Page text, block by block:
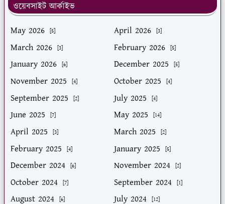
ওয়েবসাইট আর্কাইভ
May 2026
[5] April 2026 [3]
March 2026 [3] February 2026 [5]
January 2026 [6] December 2025 [5]
November 2025 [4] October 2025 [4]
September 2025 [2] July 2025 [4]
June 2025 [7] May 2025 [14]
April 2025 [3] March 2025 [2]
February 2025 [4] January 2025 [5]
December 2024 [6] November 2024 [2]
October 2024 [7] September 2024 [1]
August 2024 [6] July 2024 [12]